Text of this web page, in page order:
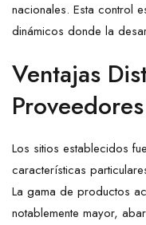
nacionales. Esta control
dinámicos donde la
Ventajas
Los sitios establecidos
características
La gama de productos
notablemente mayor,